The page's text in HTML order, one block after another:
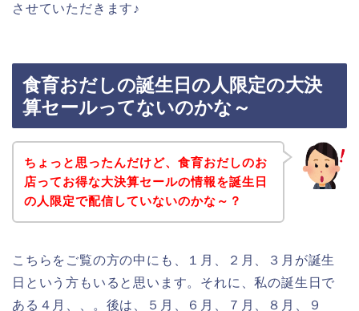
させていただきます♪
食育おだしの誕生日の人限定の大決
算セールってないのかな～
ちょっと思ったんだけど、食育おだしのお
店ってお得な大決算セールの情報を誕生日
の人限定で配信していないのかな～？
こちらをご覧の方の中にも、１月、２月、３月が誕生
日という方もいると思います。それに、私の誕生日で
ある４月、、。後は、５月、６月、７月、８月、９